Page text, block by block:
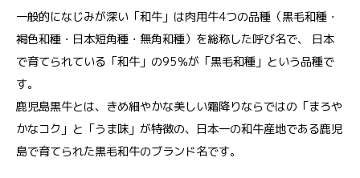
一般的になじみが深い「和牛」は肉用牛4つの品種（黒毛和種・
褐色和種・日本短角種・無角和種）を総称した呼び名で、 日本
で育てられている「和牛」の95％が「黒毛和種」という品種で
す。
鹿児島黒牛とは、きめ細やかな美しい霜降りならではの「まろや
かなコク」と「うま味」が特徴の、日本一の和牛産地である鹿児
島で育てられた黒毛和牛のブランド名です。